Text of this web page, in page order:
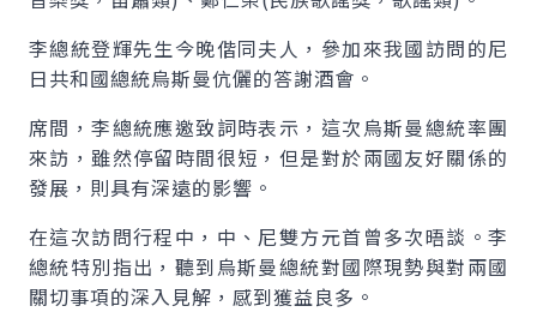
李總統登輝先生今晚偕同夫人，參加來我國訪問的尼
日共和國總統烏斯曼伉儷的答謝酒會。
席間，李總統應邀致詞時表示，這次烏斯曼總統率團
來訪，雖然停留時間很短，但是對於兩國友好關係的
發展，則具有深遠的影響。
在這次訪問行程中，中、尼雙方元首曾多次晤談。李
總統特別指出，聽到烏斯曼總統對國際現勢與對兩國
關切事項的深入見解，感到獲益良多。